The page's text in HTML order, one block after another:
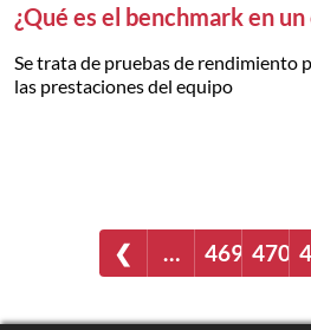
¿Qué es el benchmark en
Se trata de pruebas de rendimiento
las prestaciones del equipo
❮ … 469 470